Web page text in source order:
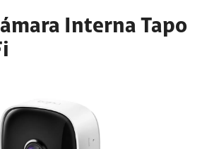
Interna Tapo